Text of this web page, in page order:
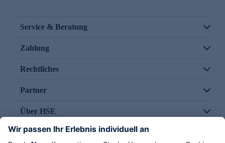
Service & Beratung
Zahlung
Rechtliches
Partner
Über HSE
Im TV